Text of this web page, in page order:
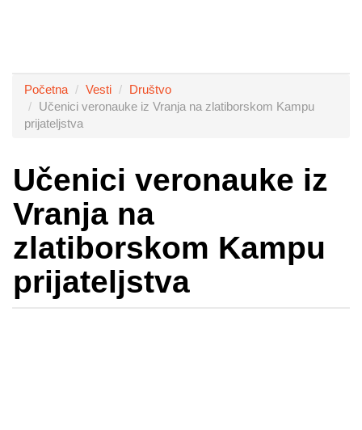
Početna Vesti
Društvo
Učenici veronauke iz Vranja na zlatiborskom Kampu
prijateljstva
Učenici veronauke iz
Vranja na
zlatiborskom Kampu
prijateljstva